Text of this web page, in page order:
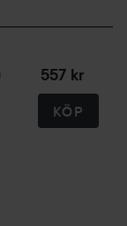
557 kr
KÖP